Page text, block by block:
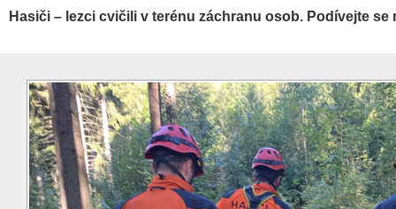
Hasiči – lezci cvičili v terénu záchranu osob. Podívejte se